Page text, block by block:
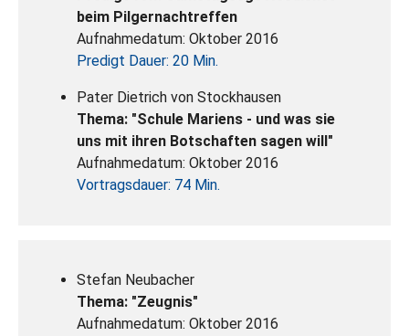
beim Pilgernachtreffen
Aufnahmedatum: Oktober 2016
Predigt Dauer: 20 Min.
Pater Dietrich von Stockhausen
Thema: "Schule Mariens - und was sie
uns mit ihren Botschaften sagen will"
Aufnahmedatum: Oktober 2016
Vortragsdauer: 74 Min.
Stefan Neubacher
Thema: "Zeugnis"
Aufnahmedatum: Oktober 2016